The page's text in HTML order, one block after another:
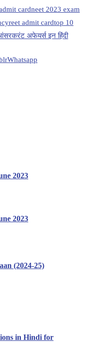
cardneet 2023 exam
reet admit cardtop 10
करंट अफेयर्स इन हिंदी
Whatsapp
2023
2023
(2024-25)
in Hindi for